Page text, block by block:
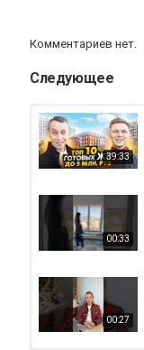
Комментариев нет.
Следующее
39:33
00:33
00:27